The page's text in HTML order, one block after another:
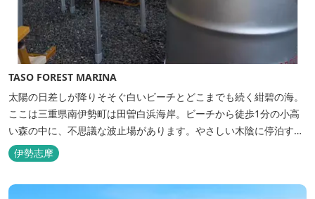
TASO FOREST MARINA
太陽の日差しが降りそそぐ白いビーチとどこまでも続く紺碧の海。
ここは三重県南伊勢町は田曽白浜海岸。ビーチから徒歩1分の小高
い森の中に、不思議な波止場があります。やさしい木陰に停泊する
のは3艇のヨット。日本初の森のマリーナです。 航海の気分高まる
インテリアは見た目からは想像できないほど広く、くつろぎの空
伊勢志摩